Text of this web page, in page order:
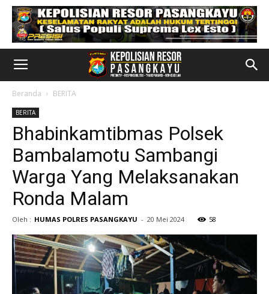
Beranda BERITA
BERITA
Bhabinkamtibmas Polsek
Bambalamotu Sambangi
Warga Yang Melaksanakan
Ronda Malam
Oleh : HUMAS POLRES PASANGKAYU - 20 Mei 2024 58